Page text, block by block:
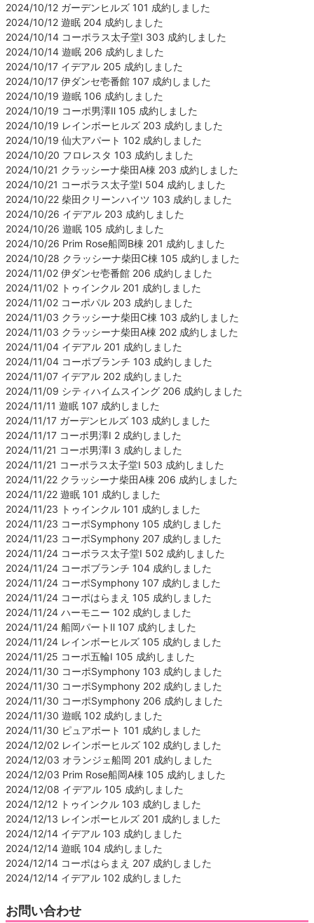
2024/10/12 ガーデンヒルズ 101 成約しました
2024/10/12 遊眠 204 成約しました
2024/10/14 コーポラス太子堂Ⅰ 303 成約しました
2024/10/14 遊眠 206 成約しました
2024/10/17 イデアル 205 成約しました
2024/10/17 伊ダンセ壱番館 107 成約しました
2024/10/19 遊眠 106 成約しました
2024/10/19 コーポ男澤Ⅱ 105 成約しました
2024/10/19 レインボーヒルズ 203 成約しました
2024/10/19 仙大アパート 102 成約しました
2024/10/20 フロレスタ 103 成約しました
2024/10/21 クラッシーナ柴田A棟 203 成約しました
2024/10/21 コーポラス太子堂Ⅰ 504 成約しました
2024/10/22 柴田クリーンハイツ 103 成約しました
2024/10/26 イデアル 203 成約しました
2024/10/26 遊眠 105 成約しました
2024/10/26 Prim Rose船岡B棟 201 成約しました
2024/10/28 クラッシーナ柴田C棟 105 成約しました
2024/11/02 伊ダンセ壱番館 206 成約しました
2024/11/02 トゥインクル 201 成約しました
2024/11/02 コーポパル 203 成約しました
2024/11/03 クラッシーナ柴田C棟 103 成約しました
2024/11/03 クラッシーナ柴田A棟 202 成約しました
2024/11/04 イデアル 201 成約しました
2024/11/04 コーポブランチ 103 成約しました
2024/11/07 イデアル 202 成約しました
2024/11/09 シティハイムスイング 206 成約しました
2024/11/11 遊眠 107 成約しました
2024/11/17 ガーデンヒルズ 103 成約しました
2024/11/17 コーポ男澤Ⅰ 2 成約しました
2024/11/21 コーポ男澤Ⅰ 3 成約しました
2024/11/21 コーポラス太子堂Ⅰ 503 成約しました
2024/11/22 クラッシーナ柴田A棟 206 成約しました
2024/11/22 遊眠 101 成約しました
2024/11/23 トゥインクル 101 成約しました
2024/11/23 コーポSymphony 105 成約しました
2024/11/23 コーポSymphony 207 成約しました
2024/11/24 コーポラス太子堂Ⅰ 502 成約しました
2024/11/24 コーポブランチ 104 成約しました
2024/11/24 コーポSymphony 107 成約しました
2024/11/24 コーポはらまえ 105 成約しました
2024/11/24 ハーモニー 102 成約しました
2024/11/24 船岡パートⅡ 107 成約しました
2024/11/24 レインボーヒルズ 105 成約しました
2024/11/25 コーポ五輪Ⅰ 105 成約しました
2024/11/30 コーポSymphony 103 成約しました
2024/11/30 コーポSymphony 202 成約しました
2024/11/30 コーポSymphony 206 成約しました
2024/11/30 遊眠 102 成約しました
2024/11/30 ピュアポート 101 成約しました
2024/12/02 レインボーヒルズ 102 成約しました
2024/12/03 オランジェ船岡 201 成約しました
2024/12/03 Prim Rose船岡A棟 105 成約しました
2024/12/08 イデアル 105 成約しました
2024/12/12 トゥインクル 103 成約しました
2024/12/13 レインボーヒルズ 201 成約しました
2024/12/14 イデアル 103 成約しました
2024/12/14 遊眠 104 成約しました
2024/12/14 コーポはらまえ 207 成約しました
2024/12/14 イデアル 102 成約しました
お問い合わせ